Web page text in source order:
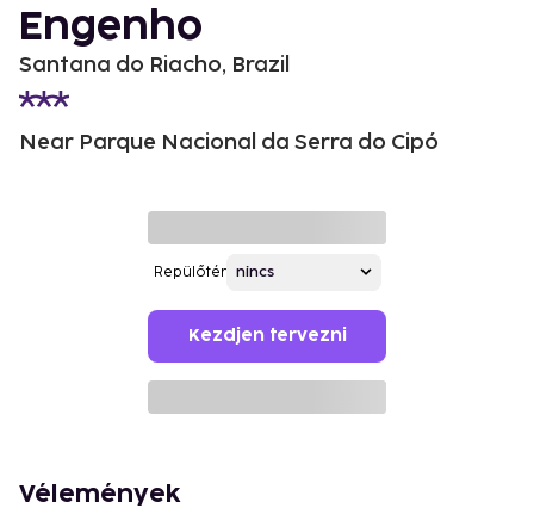
Engenho
Santana do Riacho, Brazil
Near Parque Nacional da Serra do Cipó
Repülőtér
Kezdjen tervezni
Vélemények